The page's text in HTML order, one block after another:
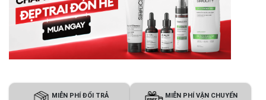
MIỄN PHÍ ĐỔI TRẢ
MIỄN PHÍ VẬN CHUYỂN